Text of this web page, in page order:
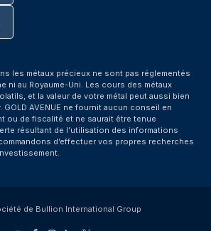
les métaux précieux ne sont pas réglementés
ni au Royaume-Uni. Les cours des métaux
et la valeur de votre métal peut aussi bien
GOLD AVENUE ne fournit aucun conseil en
ou de fiscalité et ne saurait être tenue
résultant de l’utilisation des informations
d’effectuer vos propres recherches
de Bullion International Group